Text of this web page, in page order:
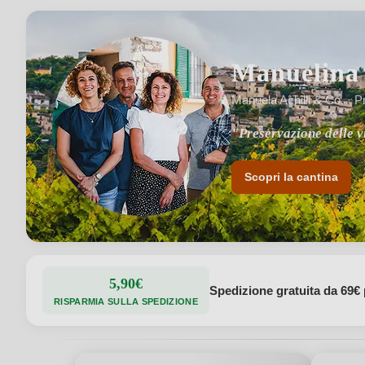
Manuelina
Manuela Achilli & Co. ·
"Preservazione delle
"Rispetto della
Scopri la cantina
5,90€
RISPARMIA SULLA SPEDIZIONE
Spedizione gratuita da 69€